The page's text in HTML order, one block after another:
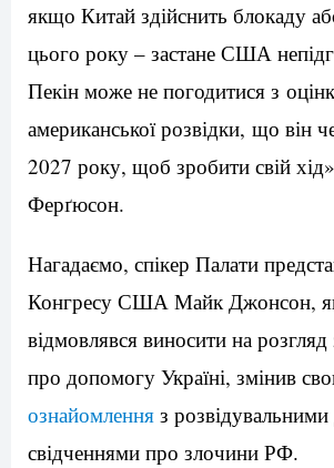
якщо Китай здійснить блокаду
цього року – застане США
Пекін може не погодитися з
американської розвідки, що він
2027 року, щоб зробити свій
Ферґюсон.
Нагадаємо, спікер Палати
Конгресу США Майк Джонсон,
відмовлявся виносити на
про допомогу Україні, змінив
ознайомлення з
свідченнями про злочини РФ.